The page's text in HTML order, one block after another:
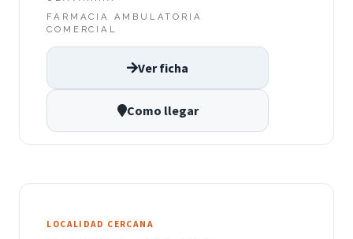
FARMACIA AMBULATORIA
COMERCIAL
Ver ficha
Como llegar
LOCALIDAD CERCANA